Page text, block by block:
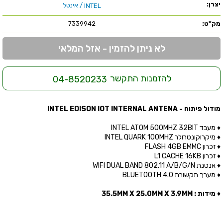
יצרן: INTEL / אינטל
מק"ט: 7339942
לא ניתן להזמין - אזל המלאי
להזמנות התקשר 04-8520233
מודול פיתוח - INTEL EDISON IOT INTERNAL ANTENA
♦ מעבד INTEL ATOM 500MHZ 32BIT
♦ מיקרוקונטרולר INTEL QUARK 100MHZ
♦ זכרון FLASH 4GB EMMC
♦ זכרון L1 CACHE 16KB
♦ אנטנת WIFI DUAL BAND 802.11 A/B/G/N
♦ מערך תקשורת BLUETOOTH 4.0
♦ מידות : 35.5MM X 25.0MM X 3.9MM